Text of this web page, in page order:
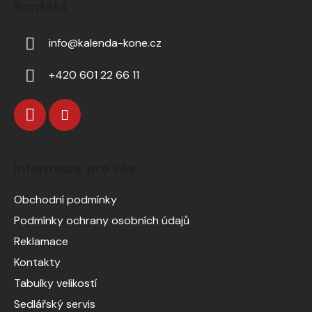
info@kalenda-kone.cz
+420 601 22 66 11
Obchodní podmínky
Podmínky ochrany osobních údajů
Reklamace
Kontakty
Tabulky velikostí
Sedlářský servis